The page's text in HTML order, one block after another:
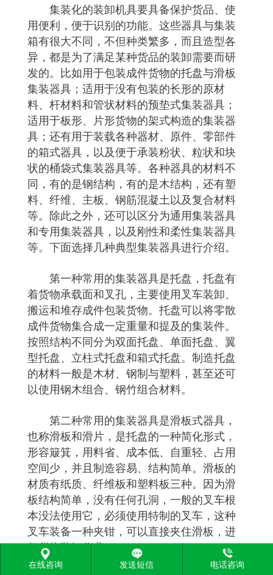
集装化的装卸机具要具备保护货品、使
用便利，便于识别的功能。这些器具与集装
箱有很大不同，不但种类繁多，而且造型各
异，都是为了满足某种货品的装卸需要而研
发的。比如用于包装成件货物的托盘与滑板
集装器具；适用于没有包装的长形的原材
料、杆材料和管状材料的预垫式集装器具；
适用于板形、片形货物的架式构造的集装器
具；还有用于装载各种器材、原件、零部件
的箱式器具，以及便于承装粉状、粒状和块
状的桶袋式集装器具等。各种器具的材料不
同，有的是钢结构，有的是木结构，还有塑
料、纤维、主板、钢筋混凝土以及复合材料
等。除此之外，还可以区分为通用集装器具
和专用集装器具，以及刚性和柔性集装器具
等。下面选择几种典型集装器具进行介绍。
第一种常用的集装器具是托盘，托盘有
着货物承载面和叉孔，主要使用叉车装卸、
搬运和堆存成件包装货物。托盘可以将零散
成件货物集合成一定重量和提及的集装件。
按照结构不同分为双面托盘、单面托盘、翼
型托盘、立柱式托盘和箱式托盘。制造托盘
的材料一般是木材、钢制与塑料，甚至还可
以使用钢木组合、钢竹组合材料。
第二种常用的集装器具是滑板式器具，
也称滑板和滑片，是托盘的一种简化形式，
形容簸箕，用料省、成本低、自重轻、占用
空间少，并且制造容易、结构简单。滑板的
材质有纸质、纤维板和塑料板三种。因为滑
板结构简单，没有任何孔洞，一般的叉车根
本没法使用它，必须使用特制的叉车，这种
叉车装备一种夹钳，可以直接夹住滑板，进
行货物装卸作业。
在线咨询 发送短信 电话咨询